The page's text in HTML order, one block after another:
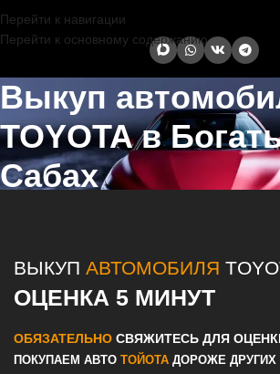
Перейти к навигации
Перейти к основному содержанию
Выкуп
TOYOTA в
Сабах
ВЫКУП АВТОМОБИЛЯ
ОЦЕНКА 5 МИНУТ
ОБЯЗАТЕЛЬНО СВЯЖИТЕСЬ ДЛЯ
ПОКУПАЕМ АВТО ТОЙОТА ДОРОЖЕ ДРУГИХ